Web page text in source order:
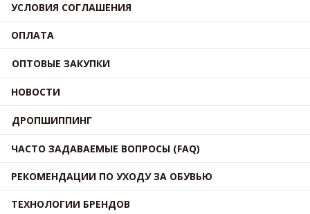
УСЛОВИЯ СОГЛАШЕНИЯ
ОПЛАТА
ОПТОВЫЕ ЗАКУПКИ
НОВОСТИ
ДРОПШИППИНГ
ЧАСТО ЗАДАВАЕМЫЕ ВОПРОСЫ (FAQ)
РЕКОМЕНДАЦИИ ПО УХОДУ ЗА ОБУВЬЮ
ТЕХНОЛОГИИ БРЕНДОВ